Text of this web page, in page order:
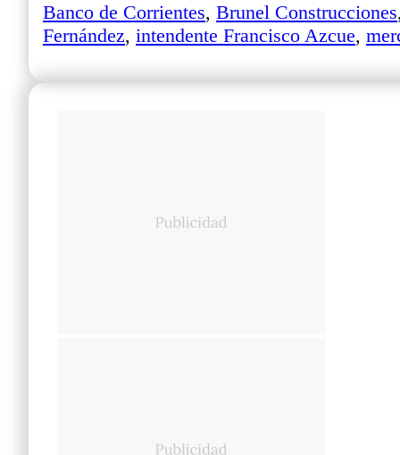
Banco de Corrientes, Brunel Construcciones
Fernández, intendente Francisco Azcue,